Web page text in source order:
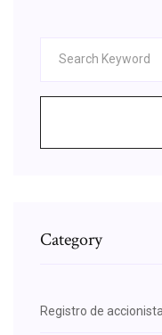
Category
Registro de